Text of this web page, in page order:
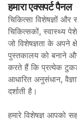
हमारा एक्सपर्ट पैनल
चिकित्सा विशेषज्ञों और
चिकित्सकों, स्वास्थ्य
जो विशेषज्ञता के अपने
पुस्तकालय को बनाने
करते हैं कि प्रत्येक
आधारित अनुसंधान,
दर्शाती है।
हमारे विशेषज्ञ आपको